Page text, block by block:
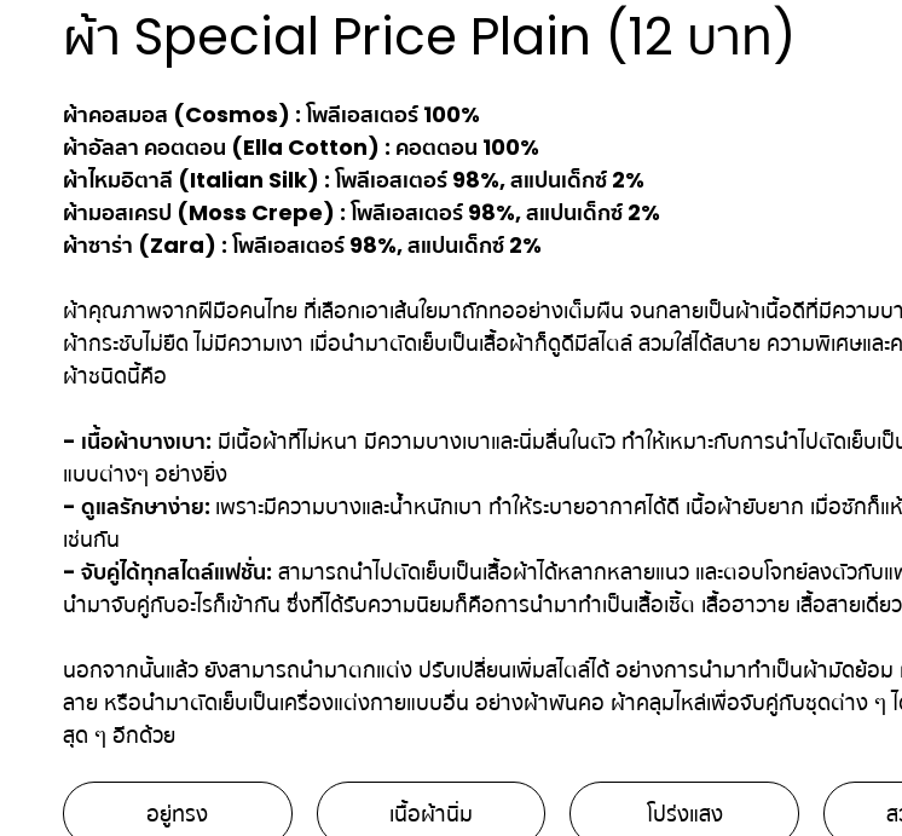
ผ้า Special Price Plain (12 บาท)
ผ้าคอสมอส (Cosmos) : โพลีเอสเตอร์ 100%
ผ้าอัลลา คอตตอน (Ella Cotton) : คอตตอน 100%
ผ้าไหมอิตาลี (Italian Silk) : โพลีเอสเตอร์ 98%, สแปนเด็กซ์ 2%
​ผ้ามอสเครป (Moss Crepe) : โพลีเอสเตอร์ 98%, สแปนเด็กซ์ 2%
​ผ้าซาร่า (Zara) : โพลีเอสเตอร์ 98%, สแปนเด็กซ์ 2%
ผ้าคุณภาพจากฝีมือคนไทย ที่เลือกเอาเส้นใยมาถักทออย่างเต็มผืน จนกลายเป็นผ้าเนื้อดีที่มีความบ
ผ้ากระชับไม่ยืด ไม่มีความเงา เมื่อนำมาตัดเย็บเป็นเสื้อผ้าก็ดูดีมีสไตล์ สวมใส่ได้สบาย ความพิเศษแล
ผ้าชนิดนี้คือ
- เนื้อผ้าบางเบา: มีเนื้อผ้าที่ไม่หนา มีความบางเบาและนิ่มลื่นในตัว ทำให้เหมาะกับการนำไปตัดเย็บเ
แบบต่างๆ อย่างยิ่ง
- ดูแลรักษาง่าย: เพราะมีความบางและน้ำหนักเบา ทำให้ระบายอากาศได้ดี เนื้อผ้ายับยาก เมื่อซักก็
เช่นกัน
- จับคู่ได้ทุกสไตล์แฟชั่น: สามารถนำไปตัดเย็บเป็นเสื้อผ้าได้หลากหลายแนว และตอบโจทย์ลงตัวกับ
นำมาจับคู่กับอะไรก็เข้ากัน ซึ่งที่ได้รับความนิยมก็คือการนำมาทำเป็นเสื้อเชิ้ต เสื้อฮาวาย เสื้อสายเดี่ยว
นอกจากนั้นแล้ว ยังสามารถนำมาตกแต่ง ปรับเปลี่ยนเพิ่มสไตล์ได้ อย่างการนำมาทำเป็นผ้ามัดย้
ลาย หรือนำมาตัดเย็บเป็นเครื่องแต่งกายแบบอื่น อย่างผ้าพันคอ ผ้าคลุมไหล่เพื่อจับคู่กับชุดต่าง ๆ
สุด ๆ อีกด้วย
อยู่ทรง เนื้อผ้านิ่ม โปร่งแสง